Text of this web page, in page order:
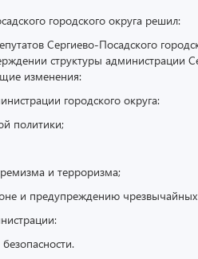
городского округа решил:
Сергиево-Посадского
структуры администрации
изменения:
городского округа:
политики;
и терроризма;
и предупреждению чрезвычайных